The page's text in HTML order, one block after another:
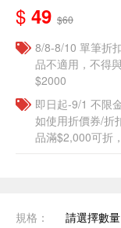
$ 49 $60
8/8-8/10 單筆折
品不適用，不得
$2000
即日起-9/1 不限
如使用折價券/折
品滿$2,000可折
規格： 請選擇數